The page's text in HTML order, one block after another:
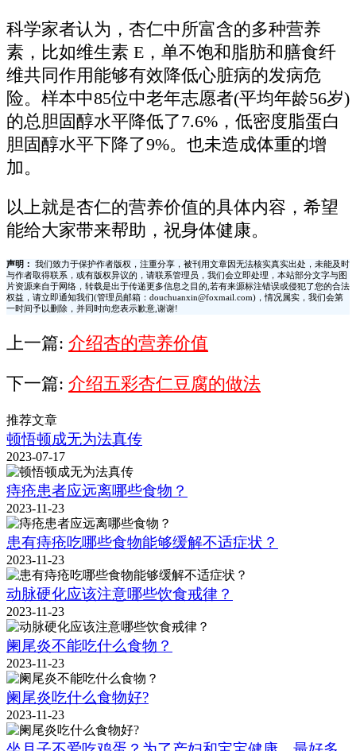
科学家者认为，杏仁中所富含的多种营养
素，比如维生素 E，单不饱和脂肪和膳食纤
维共同作用能够有效降低心脏病的发病危
险。样本中85位中老年志愿者(平均年龄56岁)
的总胆固醇水平降低了7.6%，低密度脂蛋白
胆固醇水平下降了9%。也未造成体重的增
加。
以上就是杏仁的营养价值的具体内容，希望
能给大家带来帮助，祝身体健康。
声明：
我们致力于保护作者版权，注重分享，被刊用文章因无法核实真实出处，未能及时
与作者取得联系，或有版权异议的，请联系管理员，我们会立即处理，本站部分文字与图
片资源来自于网络，转载是出于传递更多信息之目的,若有来源标注错误或侵犯了您的合法
权益，请立即通知我们(管理员邮箱：douchuanxin@foxmail.com)，情况属实，我们会第
一时间予以删除，并同时向您表示歉意,谢谢!
上一篇: 介绍杏的营养价值
下一篇: 介绍五彩杏仁豆腐的做法
推荐文章
顿悟顿成无为法真传
2023-07-17
痔疮患者应远离哪些食物？
2023-11-23
患有痔疮吃哪些食物能够缓解不适症状？
2023-11-23
动脉硬化应该注意哪些饮食戒律？
2023-11-23
阑尾炎不能吃什么食物？
2023-11-23
阑尾炎吃什么食物好?
2023-11-23